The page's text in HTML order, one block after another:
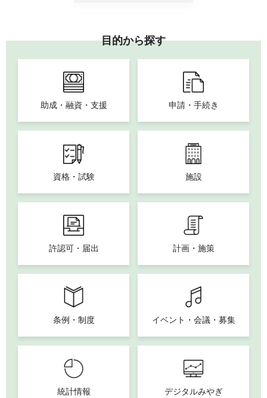
目的から探す
助成・融資・支援 申請・手続き
資格・試験 施設
許認可・届出 計画・施策
条例・制度 イベント・会議・募集
統計情報 デジタルみやぎ